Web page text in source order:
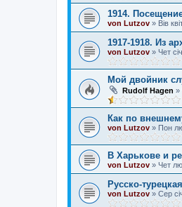
1914.
von Lutzov » Вів
1917-1918. Из
von Lutzov » Чет
Мой двойник
Rudolf Hagen »
Как по
von Lutzov » Пон
В Харькове и
von Lutzov » Чет
Русско-
von Lutzov » Сер